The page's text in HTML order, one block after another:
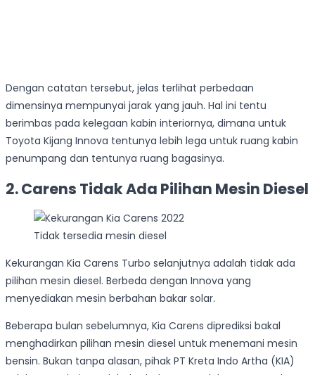
Dengan catatan tersebut, jelas terlihat perbedaan
dimensinya mempunyai jarak yang jauh. Hal ini tentu
berimbas pada kelegaan kabin interiornya, dimana untuk
Toyota Kijang Innova tentunya lebih lega untuk ruang kabin
penumpang dan tentunya ruang bagasinya.
2. Carens Tidak Ada Pilihan Mesin Diesel
Tidak tersedia mesin diesel
Kekurangan Kia Carens Turbo selanjutnya adalah tidak ada
pilihan mesin diesel. Berbeda dengan Innova yang
menyediakan mesin berbahan bakar solar.
Beberapa bulan sebelumnya, Kia Carens diprediksi bakal
menghadirkan pilihan mesin diesel untuk menemani mesin
bensin. Bukan tanpa alasan, pihak PT Kreta Indo Artha (KIA)